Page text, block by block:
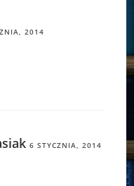
2014
6 STYCZNIA, 2014